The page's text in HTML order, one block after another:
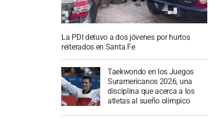
La PDI detuvo a dos jóvenes por hurtos
reiterados en Santa Fe
Taekwondo en los Juegos
Suramericanos 2026, una
disciplina que acerca a los
atletas al sueño olímpico